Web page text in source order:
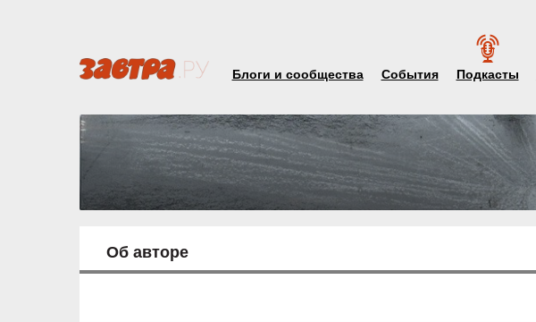
Блоги и сообщества События Подкасты
Об авторе